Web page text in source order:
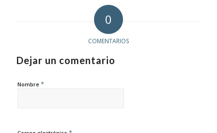
0
COMENTARIOS
Dejar un comentario
Nombre *